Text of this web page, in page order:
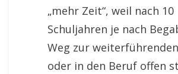
„mehr Zeit“, weil nach 10
Schuljahren je nach
Weg zur
oder in den Beruf offen